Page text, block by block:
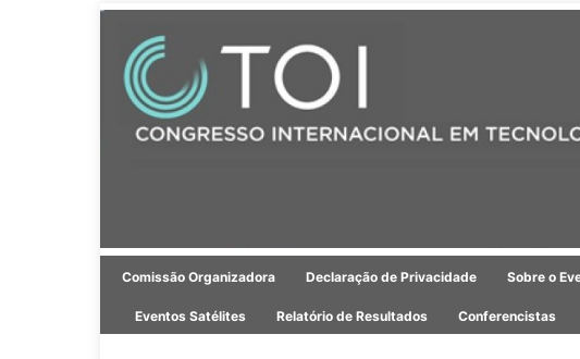
Comissão Organizadora Declaração de Privacidade Sobre o
Eventos Satélites Relatório de Resultados Conferencistas